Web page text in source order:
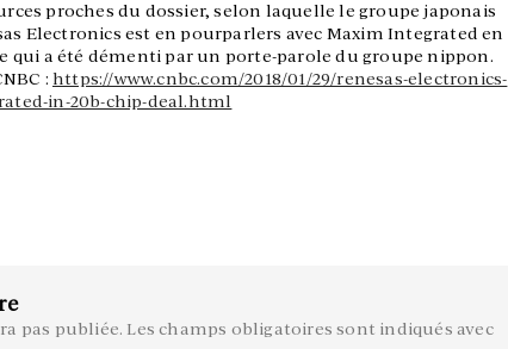
proches du dossier, selon laquelle le groupe japonais
Electronics est en pourparlers avec Maxim Integrated en
qui a été démenti par un porte-parole du groupe nippon.
: https://www.cnbc.com/2018/01/29/renesas-electronics-
in-20b-chip-deal.html
pas publiée. Les champs obligatoires sont indiqués avec